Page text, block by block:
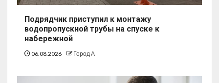
Подрядчик приступил к монтажу
водопропускной трубы на спуске к
набережной
06.08.2026 Город А